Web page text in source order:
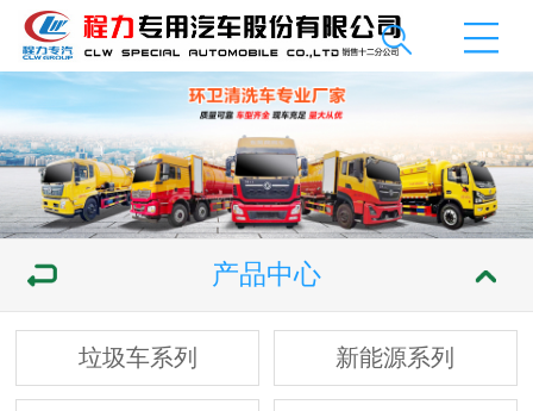
产品中心
垃圾车系列 新能源系列